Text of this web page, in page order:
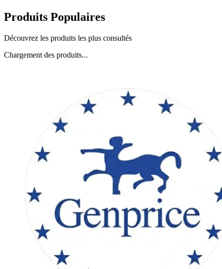
Produits Populaires
Découvrez les produits les plus consultés
Chargement des produits...